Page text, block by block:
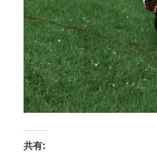
共有: